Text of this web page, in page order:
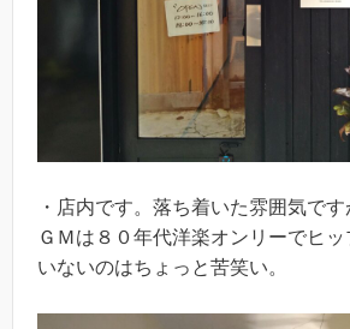
・店内です。落ち着いた雰囲気で
ＧＭは８０年代洋楽オンリーでヒ
いないのはちょっと苦笑い。